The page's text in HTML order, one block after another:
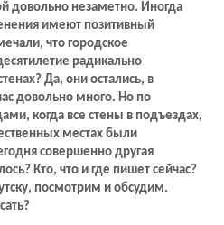
довольно незаметно. Иногда
имеют позитивный
что городское
радикально
Да, они остались, в
довольно много. Но по
когда все стены в подъездах,
местах были
совершенно другая
Кто, что и где пишет сейчас?
посмотрим и обсудим.